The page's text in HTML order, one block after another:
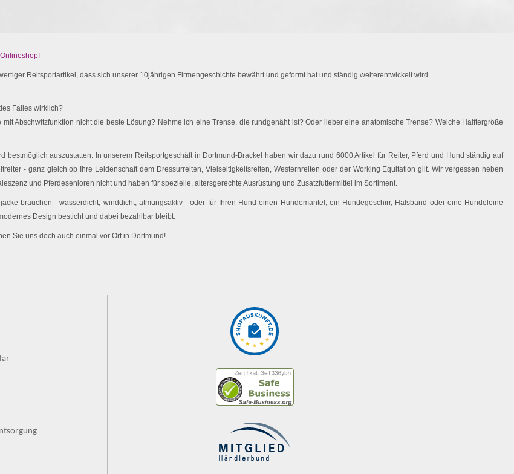
Reitsportartikel, dass sich unserer 10jährigen Firmengeschichte bewährt und geformt hat und ständig weiterentwickelt wird.
Falles wirklich?
Abschwitzfunktion nicht die beste Lösung? Nehme ich eine Trense, die rundgenäht ist? Oder lieber eine anatomische Trense? Welche Halftergröße
auszustatten. In unserem Reitsportgeschäft in Dortmund-Brackel haben wir dazu rund 6000 Artikel für Reiter, Pferd und Hund ständig auf
- ganz gleich ob Ihre Leidenschaft dem Dressurreiten, Vielseitigkeitsreiten, Westernreiten oder der Working Equitation gilt. Wir vergessen neben
und Pferdesenioren nicht und haben für spezielle, altersgerechte Ausrüstung und Zusatzfuttermittel im Sortiment.
brauchen - wasserdicht, winddicht, atmungsaktiv - oder für Ihren Hund einen Hundemantel, ein Hundegeschirr, Halsband oder eine Hundeleine
Design besticht und dabei bezahlbar bleibt.
Sie uns doch auch einmal vor Ort in Dortmund!